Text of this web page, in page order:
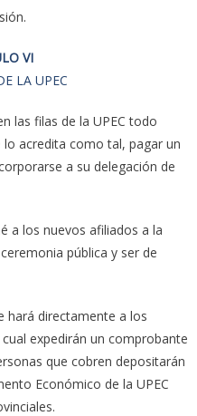
VI
LA UPEC
las filas de la UPEC todo
acredita como tal, pagar un
a su delegación de
a los nuevos afiliados a la
pública y ser de
hará directamente a los
expedirán un comprobante
que cobren depositarán
Económico de la UPEC